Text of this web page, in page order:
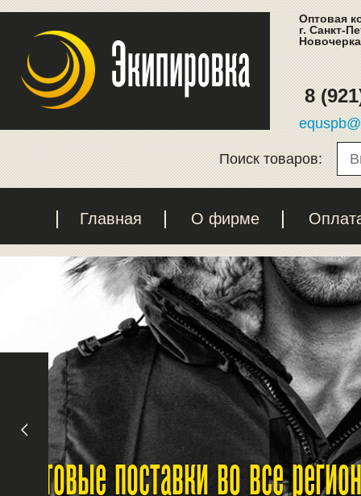
Оптовая
г. Санкт-
8
Поиск товаров:
Главная О фирме
Оптовые поставки во все